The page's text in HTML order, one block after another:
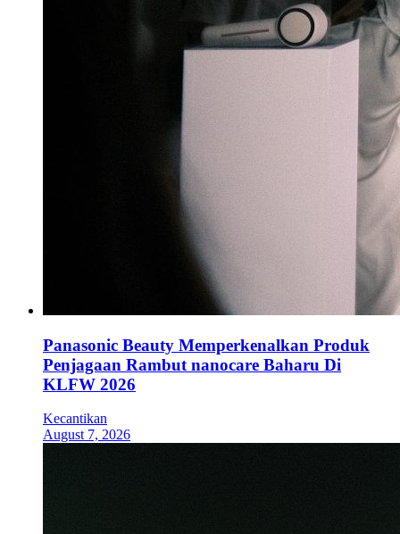
Panasonic Beauty Memperkenalkan Produk
Penjagaan Rambut nanocare Baharu Di
KLFW 2026
Kecantikan
August 7, 2026